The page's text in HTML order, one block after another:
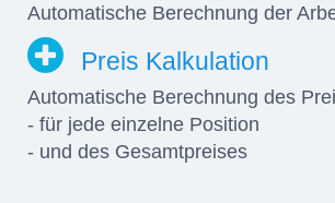
Automatische Berechnung der
Preis Kalkulation
Automatische Berechnung des
- für jede einzelne Position
- und des Gesamtpreises